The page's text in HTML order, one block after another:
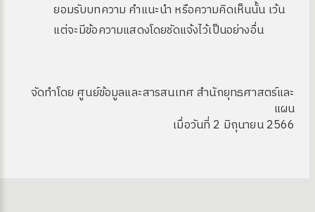
ยอมรับบทความ คำแนะนำ หรือความคิดเห็นนั้น เว้น
แต่จะมีข้อความแสดงโดยชัดแจ้งไว้เป็นอย่างอื่น
จัดทำโดย ศูนย์ข้อมูลและสารสนเทศ สำนักยุทธศาสตร์และ
แผน
เมื่อวันที่ 2 มิถุนายน 2566